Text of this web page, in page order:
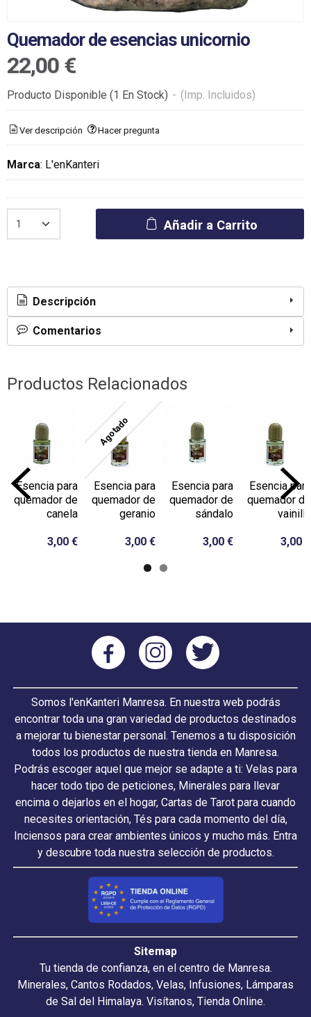
Quemador de esencias unicornio
22,00 €
Producto Disponible (1 En Stock) - (Imp. Incluidos)
Ver descripción Hacer pregunta
Marca: L'enKanteri
Añadir a Carrito
Descripción
Comentarios
Productos Relacionados
Esencia para
quemador de
canela
3,00 €
Agotado
Esencia para
quemador de
geranio
3,00 €
Esencia para
quemador de
sándalo
3,00 €
Esencia para
quemador de
vainilla
3,00 €
Somos l'enKanteri Manresa. En nuestra web podrás
encontrar toda una gran variedad de productos destinados
a mejorar tu bienestar personal. Tenemos a tu disposición
todos los productos de nuestra tienda en Manresa.
Podrás escoger aquel que mejor se adapte a ti: Velas para
hacer todo tipo de peticiones, Minerales para llevar
encima o dejarlos en el hogar, Cartas de Tarot para cuando
necesites orientación, Tés para cada momento del día,
Inciensos para crear ambientes únicos y mucho más. Entra
y descubre toda nuestra selección de productos.
Sitemap
Tu tienda de confianza, en el centro de Manresa.
Minerales, Cantos Rodados, Velas, Infusiones, Lámparas
de Sal del Himalaya. Visítanos, Tienda Online.